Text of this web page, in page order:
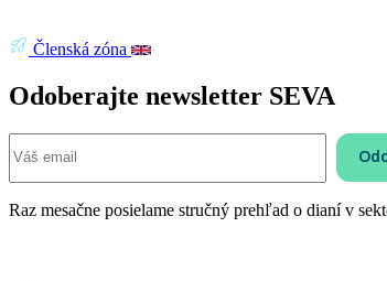
Členská zóna
Odoberajte newsletter SEVA
Raz mesačne posielame stručný prehľad o dianí v